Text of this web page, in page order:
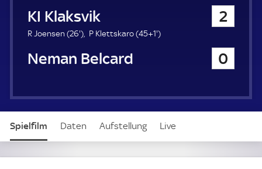
KI Klaksvik 2
R Joensen (26'2
.
e
) P Klettskaro (45+1'4
e
)
Neman Belcard Grodno 0
Spielfilm Daten Aufstellung Live